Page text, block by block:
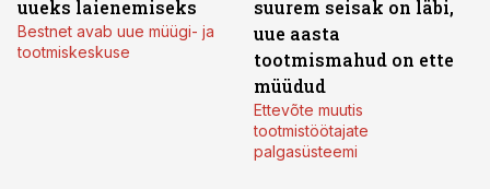
uueks laienemiseks
Bestnet avab uue müügi- ja
tootmiskeskuse
suurem seisak on läbi,
uue aasta
tootmismahud on ette
müüdud
Ettevõte muutis
tootmistöötajate
palgasüsteemi